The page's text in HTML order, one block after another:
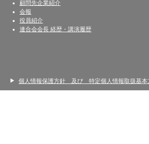
顧問先企業紹介
会報
役員紹介
連合会会長 経歴・講演履歴
個人情報保護方針 及び 特定個人情報取扱基本